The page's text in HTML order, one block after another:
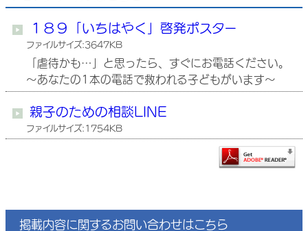
１８９「いちはやく」啓発ポスター
ファイルサイズ:3647KB
「虐待かも…」と思ったら、すぐにお電話ください。
～あなたの1本の電話で救われる子どもがいます～
親子のための相談LINE
ファイルサイズ:1754KB
掲載内容に関するお問い合わせはこちら